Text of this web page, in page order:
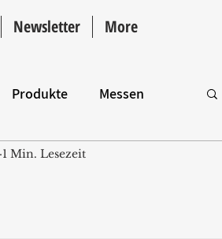
Newsletter More
Produkte Messen
1 Min. Lesezeit